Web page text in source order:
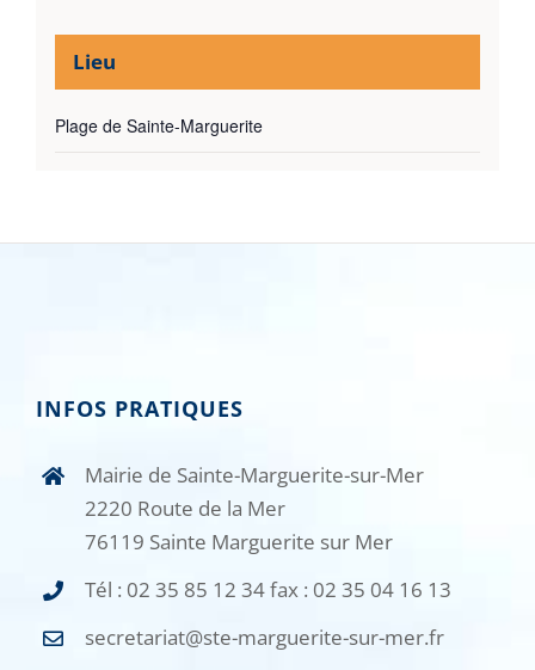
Lieu
Plage de Sainte-Marguerite
INFOS PRATIQUES
Mairie de Sainte-Marguerite-sur-Mer
2220 Route de la Mer
76119 Sainte Marguerite sur Mer
Tél : 02 35 85 12 34 fax : 02 35 04 16 13
secretariat@ste-marguerite-sur-mer.fr